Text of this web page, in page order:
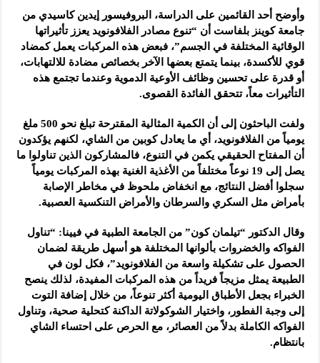
وأوضح أحد القائمين على الدراسة، البروفيسور إيدين كاسيدي من
جامعة كوينز بلفاست أن “تنوع مصادر الفلافونويد يعزز تأثيراتها
الوقائية المختلفة في الجسم”، فبعض هذه المركبات يعمل كمضاد
قوي للأكسدة، بينما يتمتع بعضها الآخر بخصائص مضادة للالتهابات،
أو قدرة على تحسين وظائف الأوعية الدموية وعندما تجتمع هذه
التأثيرات معاً، تتحقق الفائدة القصوى.
ولفت الباحثون إلى أن الكمية المثالية المقترحة تبلغ نحو 500 ملغ
يومياً من الفلافونويد، أي ما يعادل كوبين من الشاي، لكنهم يؤكدون
أن المفتاح الحقيقي يكمن في التنوع، فالمشاركون الذين تناولوا ما
يصل إلى 19 نوعاً مختلفاً من الأغذية الغنية بهذه المركبات يومياً
سجلوا أفضل النتائج، مع انخفاض ملحوظ في مخاطر الإصابة
بأمراض مثل السكري والسرطان والأمراض التنكسية العصبية.
وقال الدكتور “تيلمان كون” من الجامعة الطبية في فيينا: “تناول
الفواكه والخضروات بألوانها المختلفة هو أسهل طريقة لضمان
الحصول على تشكيلة واسعة من الفلافونويد”، فكل لون في
الطبيعة يمثل مزيجاً فريداً من هذه المركبات المفيدة، لذلك ينصح
الخبراء بجعل الأطباق اليومية أكثر تنوعاً، من خلال إضافة التوت
إلى وجبة الفطور، واختيار الشوكولاتة الداكنة كتحلية صحية، وتناول
الفواكه الكاملة بدلاً من العصائر، مع الحرص على احتساء الشاي
بانتظام.